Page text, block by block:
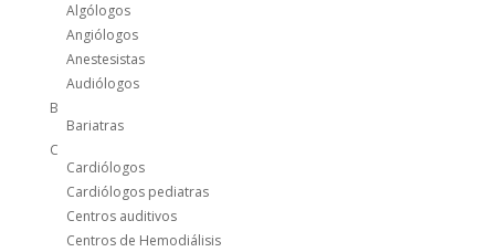
Algólogos
Angiólogos
Anestesistas
Audiólogos
B
Bariatras
C
Cardiólogos
Cardiólogos pediatras
Centros auditivos
Centros de Hemodiálisis